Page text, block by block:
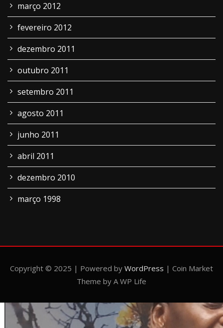
março 2012
fevereiro 2012
dezembro 2011
outubro 2011
setembro 2011
agosto 2011
junho 2011
abril 2011
dezembro 2010
março 1998
Copyright © 2025 | Powered by WordPress | Coin Market
Theme by A WP Life